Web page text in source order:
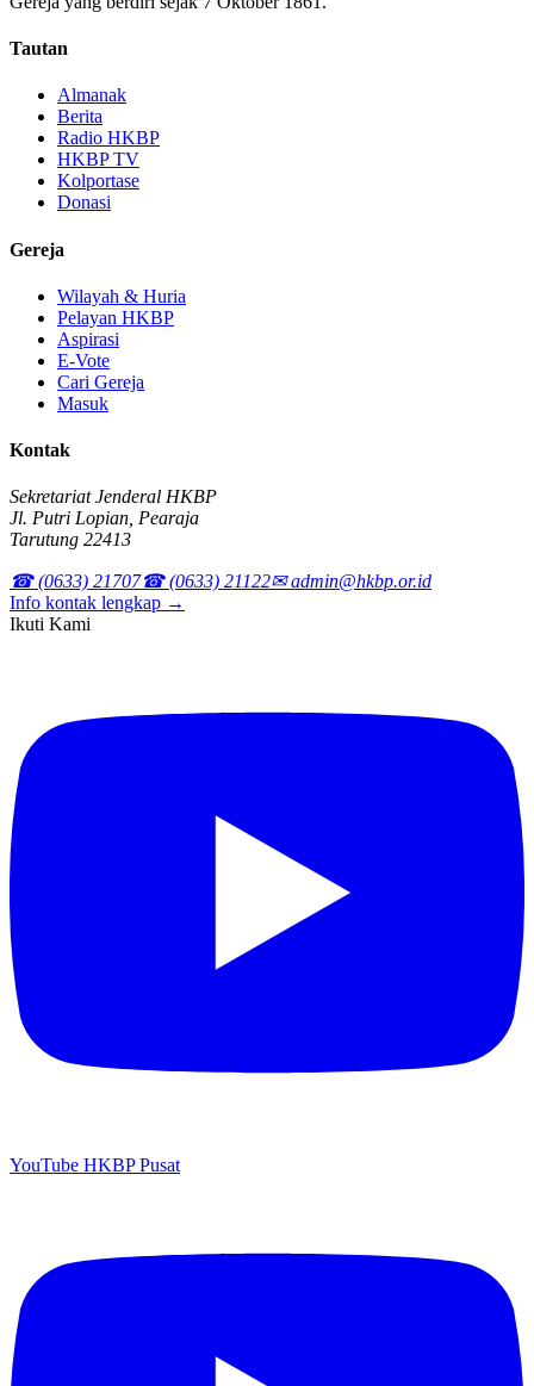
Tautan
Almanak
Berita
Radio HKBP
HKBP TV
Kolportase
Donasi
Gereja
Wilayah & Huria
Pelayan HKBP
Aspirasi
E-Vote
Cari Gereja
Masuk
Kontak
Sekretariat Jenderal HKBP
Jl. Putri Lopian, Pearaja
Tarutung 22413
☎ (0633) 21707☎ (0633) 21122✉ admin@hkbp.or.id
Info kontak lengkap →
Ikuti Kami
YouTube HKBP Pusat